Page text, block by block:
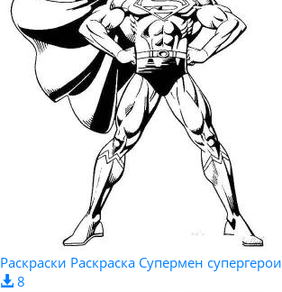
Раскраски Раскраска Супермен супергерои
8